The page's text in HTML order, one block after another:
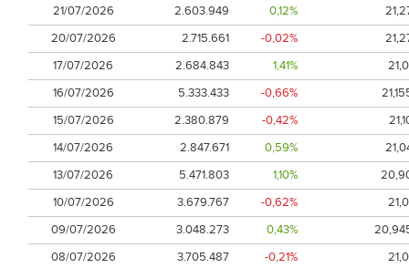
21/07/2026
2.603.949 0,12%
20/07/2026
2.715.661 -0,02%
17/07/2026
2.684.843 1,41%
16/07/2026
5.333.433 -0,66%
15/07/2026
2.380.879 -0,42%
14/07/2026
2.847.671 0,59%
13/07/2026
5.471.803 1,10%
10/07/2026
3.679.767 -0,62%
09/07/2026
3.048.273 0,43%
08/07/2026
3.705.487 -0,21%